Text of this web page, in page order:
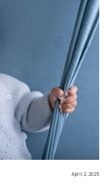
April 2, 2025